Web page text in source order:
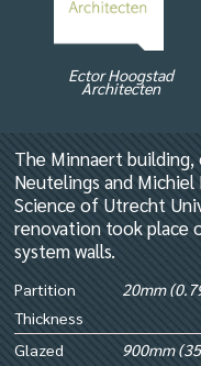
Ector Hoogstad
Architecten
The Minnaert building,
Neutelings and
Science of Utrecht
renovation took place
system walls.
Partition
Thickness
20mm
Glazed
900mm